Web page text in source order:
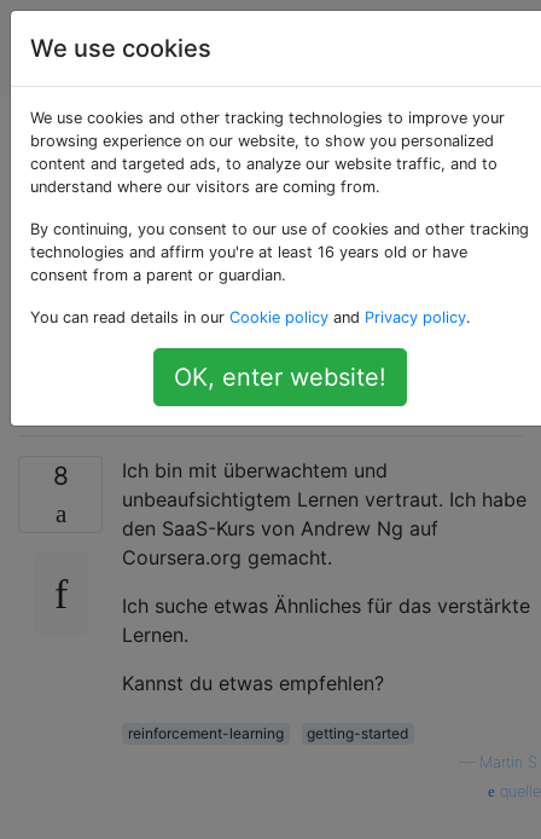
Künstliche
Intelligenz
Was ist eine gute
Quelle, um sich mit
dem verstärkten
Lernen vertraut zu
machen?
8
Ich bin mit überwachtem und
unbeaufsichtigtem Lernen vertraut. Ich habe
den SaaS-Kurs von Andrew Ng auf
Coursera.org gemacht.
Ich suche etwas Ähnliches für das verstärkte
Lernen.
Kannst du etwas empfehlen?
reinforcement-learning
getting-started
Martin S.
quelle
We use cookies
We use cookies and other tracking technologies to improve your
browsing experience on our website, to show you personalized
content and targeted ads, to analyze our website traffic, and to
understand where our visitors are coming from.
By continuing, you consent to our use of cookies and other tracking
technologies and affirm you're at least 16 years old or have
consent from a parent or guardian.
You can read details in our Cookie policy and Privacy policy.
OK, enter website!